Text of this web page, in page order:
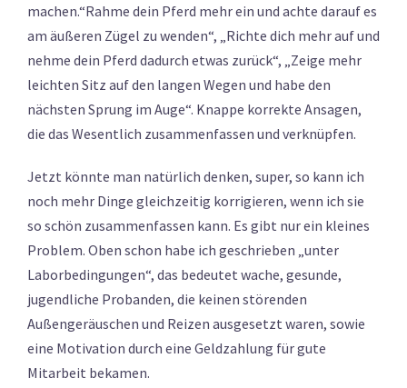
machen.“Rahme dein Pferd mehr ein und achte darauf es
am äußeren Zügel zu wenden“, „Richte dich mehr auf und
nehme dein Pferd dadurch etwas zurück“, „Zeige mehr
leichten Sitz auf den langen Wegen und habe den
nächsten Sprung im Auge“. Knappe korrekte Ansagen,
die das Wesentlich zusammenfassen und verknüpfen.
Jetzt könnte man natürlich denken, super, so kann ich
noch mehr Dinge gleichzeitig korrigieren, wenn ich sie
so schön zusammenfassen kann. Es gibt nur ein kleines
Problem. Oben schon habe ich geschrieben „unter
Laborbedingungen“, das bedeutet wache, gesunde,
jugendliche Probanden, die keinen störenden
Außengeräuschen und Reizen ausgesetzt waren, sowie
eine Motivation durch eine Geldzahlung für gute
Mitarbeit bekamen.